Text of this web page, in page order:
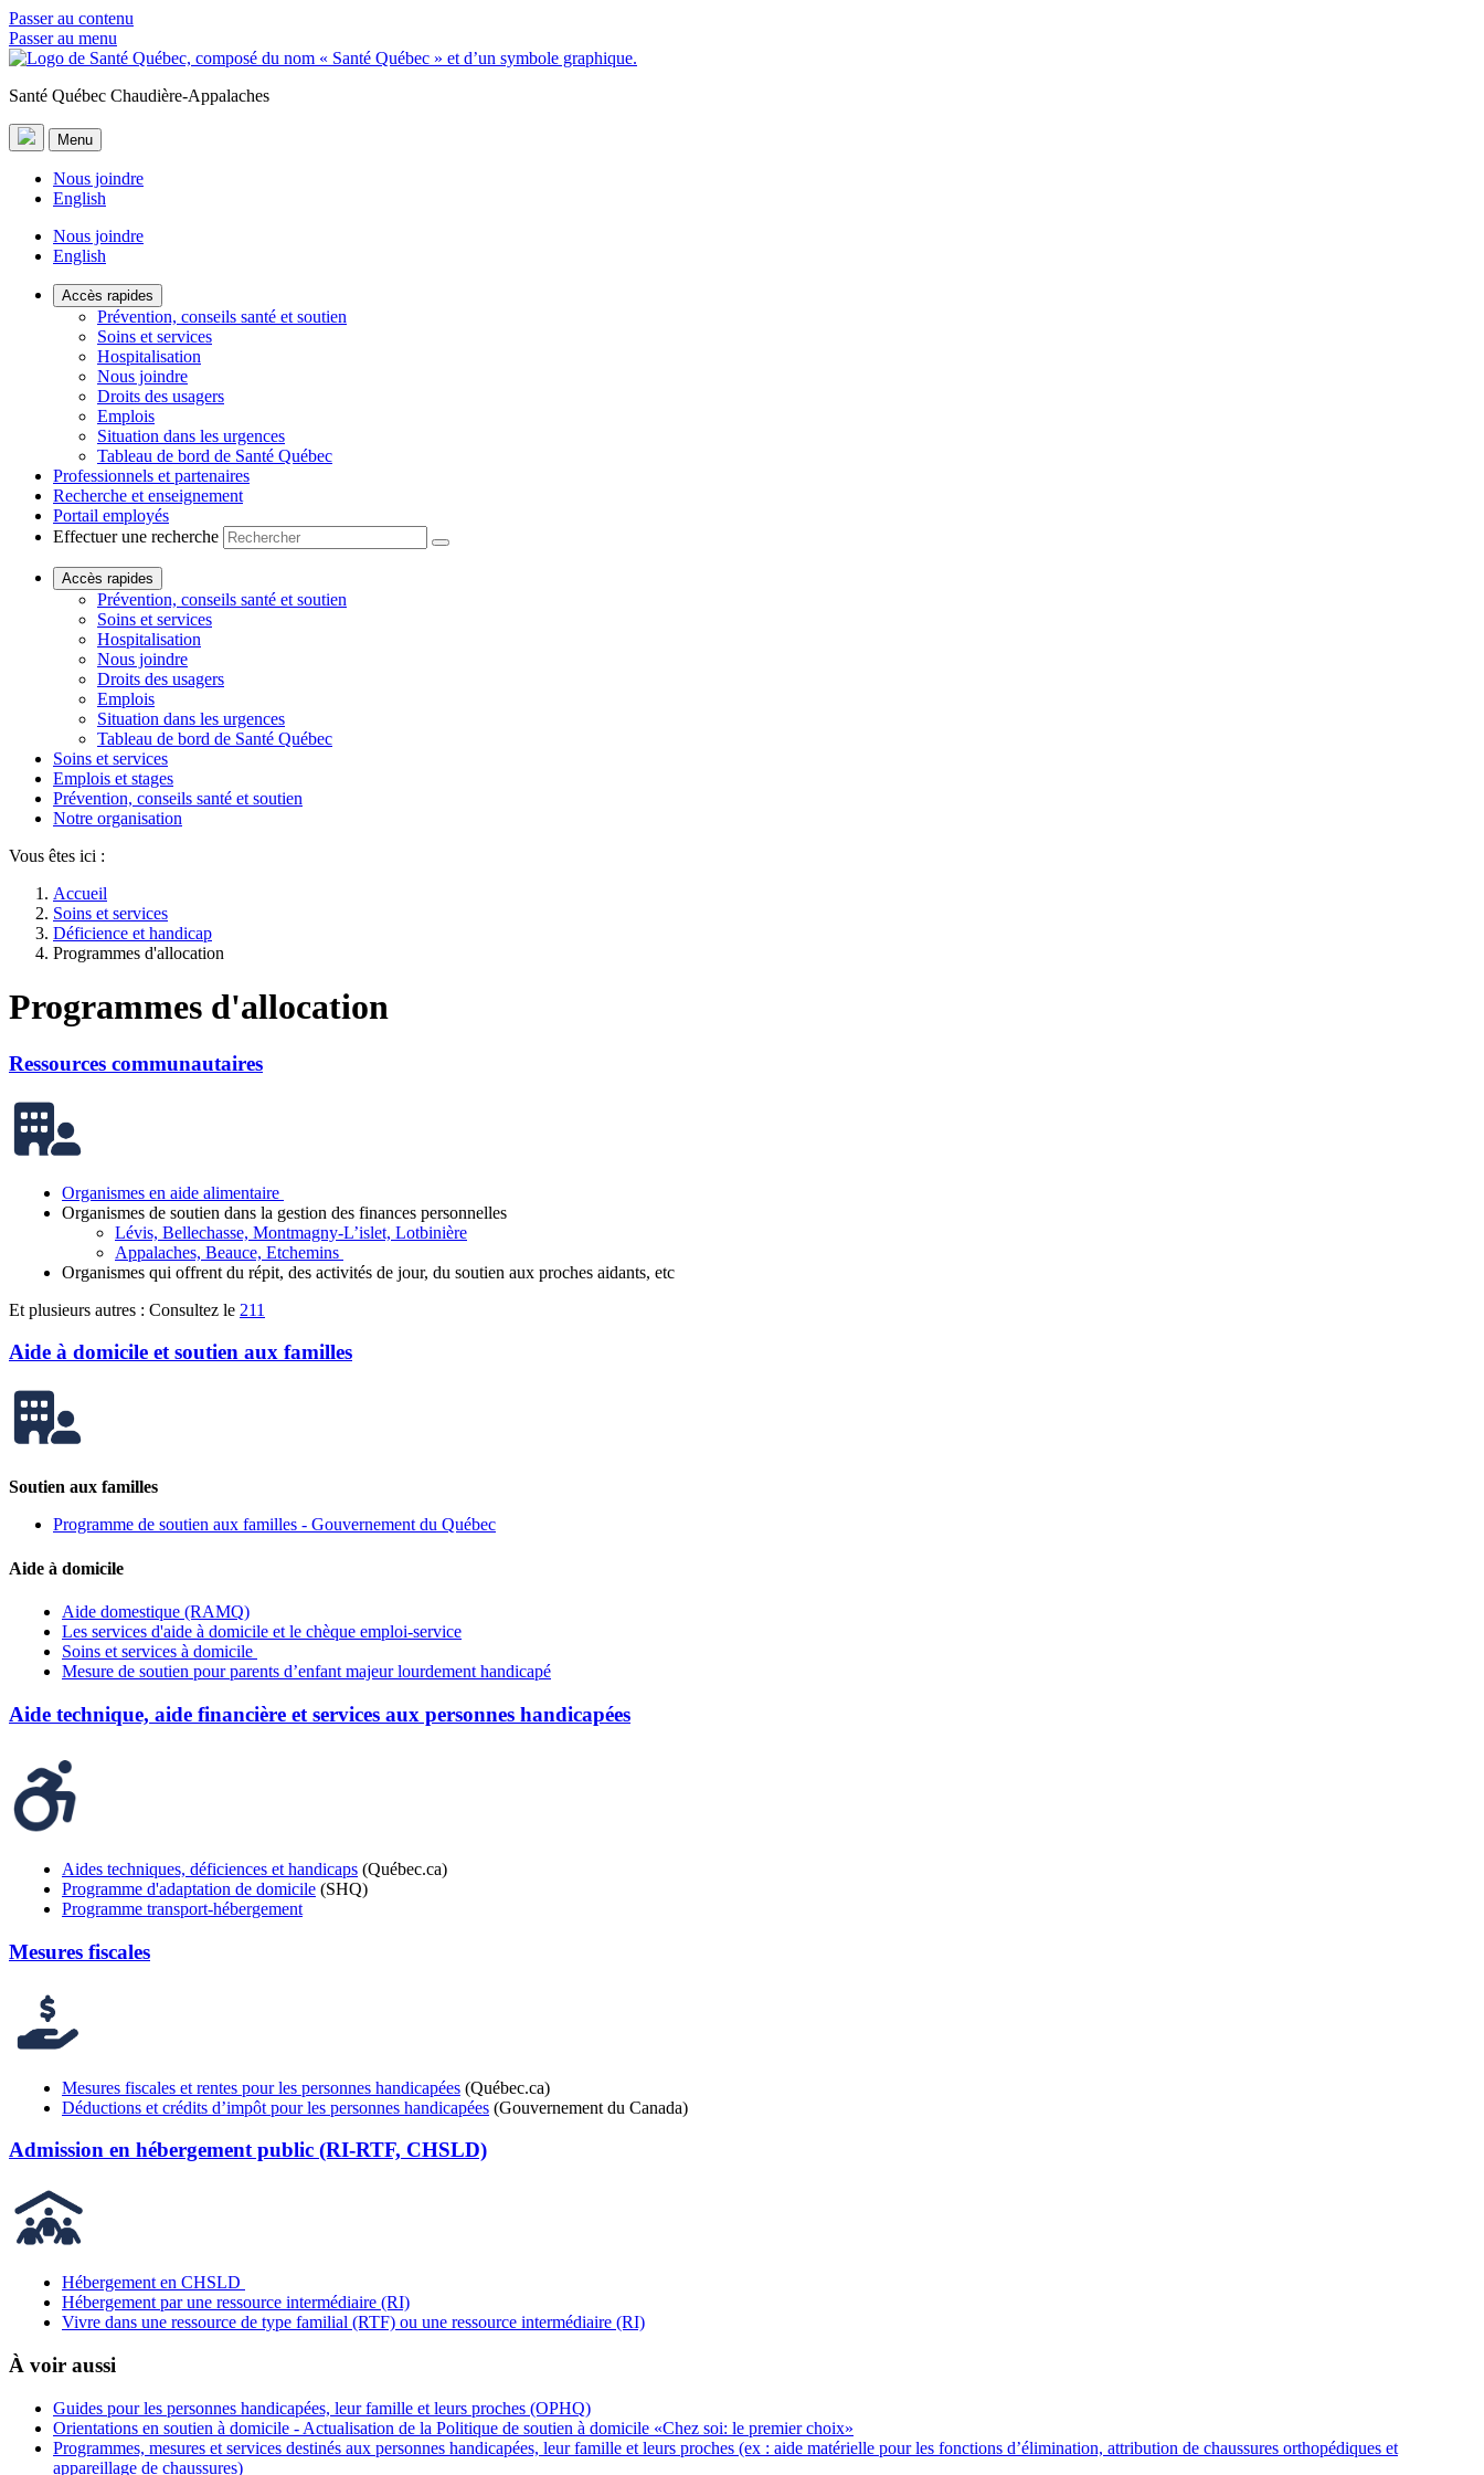
Passer au contenu
Passer au menu
Santé Québec Chaudière-Appalaches
Menu
Nous joindre
English
Nous joindre
English
Accès rapides
Prévention, conseils santé et soutien
Soins et services
Hospitalisation
Nous joindre
Droits des usagers
Emplois
Situation dans les urgences
Tableau de bord de Santé Québec
Professionnels et partenaires
Recherche et enseignement
Portail employés
Effectuer une recherche
Accès rapides
Prévention, conseils santé et soutien
Soins et services
Hospitalisation
Nous joindre
Droits des usagers
Emplois
Situation dans les urgences
Tableau de bord de Santé Québec
Soins et services
Emplois et stages
Prévention, conseils santé et soutien
Notre organisation
Vous êtes ici :
Accueil
Soins et services
Déficience et handicap
Programmes d'allocation
Programmes d'allocation
Ressources communautaires
Organismes en aide alimentaire
Organismes de soutien dans la gestion des finances personnelles
Lévis, Bellechasse, Montmagny-L’islet, Lotbinière
Appalaches, Beauce, Etchemins
Organismes qui offrent du répit, des activités de jour, du soutien aux proches aidants, etc
Et plusieurs autres : Consultez le 211
Aide à domicile et soutien aux familles
Soutien aux familles
Programme de soutien aux familles - Gouvernement du Québec
Aide à domicile
Aide domestique (RAMQ)
Les services d'aide à domicile et le chèque emploi-service
Soins et services à domicile
Mesure de soutien pour parents d’enfant majeur lourdement handicapé
Aide technique, aide financière et services aux personnes handicapées
Aides techniques, déficiences et handicaps (Québec.ca)
Programme d'adaptation de domicile (SHQ)
Programme transport-hébergement
Mesures fiscales
Mesures fiscales et rentes pour les personnes handicapées (Québec.ca)
Déductions et crédits d’impôt pour les personnes handicapées (Gouvernement du Canada)
Admission en hébergement public (RI-RTF, CHSLD)
Hébergement en CHSLD
Hébergement par une ressource intermédiaire (RI)
Vivre dans une ressource de type familial (RTF) ou une ressource intermédiaire (RI)
À voir aussi
Guides pour les personnes handicapées, leur famille et leurs proches (OPHQ)
Orientations en soutien à domicile - Actualisation de la Politique de soutien à domicile «Chez soi: le premier choix»
Programmes, mesures et services destinés aux personnes handicapées, leur famille et leurs proches (ex : aide matérielle pour les fonctions d’élimination, attribution de chaussures orthopédiques et
appareillage de chaussures)